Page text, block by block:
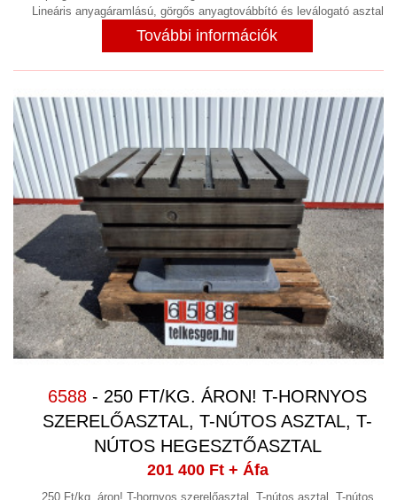
Lineáris anyagáramlású, görgős anyagtovábbító és leválogató asztal
További információk
6588 - 250 FT/KG. ÁRON! T-HORNYOS
SZERELŐASZTAL, T-NÚTOS ASZTAL, T-
NÚTOS HEGESZTŐASZTAL
201 400 Ft+ Áfa
250 Ft/kg. áron! T-hornyos szerelőasztal, T-nútos asztal, T-nútos